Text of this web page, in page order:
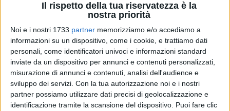
Il rispetto della tua riservatezza è la
nostra priorità
Noi e i nostri 1733 partner memorizziamo e/o accediamo a
informazioni su un dispositivo, come i cookie, e trattiamo dati
personali, come identificatori univoci e informazioni standard
inviate da un dispositivo per annunci e contenuti personalizzati,
misurazione di annunci e contenuti, analisi dell'audience e
sviluppo dei servizi. Con la tua autorizzazione noi e i nostri
partner possiamo utilizzare dati precisi di geolocalizzazione e
identificazione tramite la scansione del dispositivo. Puoi fare clic
A cura di
ANTONIO GARGANO